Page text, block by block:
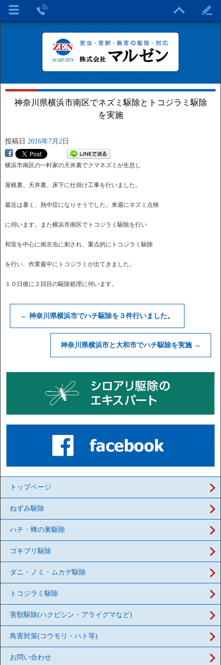
神奈川県横浜市南区でネズミ駆除とトコジラミ駆除
を実施
投稿日 2016年7月2日
横浜市南区の一軒家の天井裏でクマネズミが生息し
屋根裏、天井裏、床下に仕掛け工事を行いました。
最近は暑く、熱中症になりそうでした。来週にネズミ点検
に伺います。また横浜市南区でトコジラミ駆除を行い
和室を中心に南京虫に刺され、重点的にトコジラミ駆除
を行い、作業最中にトコジラミが出てきました。
１０日後に２回目の駆除処理に伺います。
← 神奈川県横浜市でハチ駆除を３件行いました。
神奈川県横浜市と大和市でハチ駆除を実施 →
トップページ
ねずみ駆除
ハチ・蜂の巣駆除
ゴキブリ駆除
ダニ・ノミ・ムカデ駆除
トコジラミ駆除
害獣駆除(ハクビシン・アライグマなど)
鳥害対策(コウモリ・ハト等)
お問い合わせ